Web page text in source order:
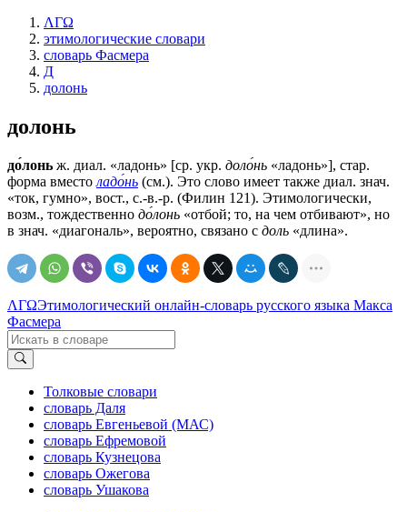
ΛΓΩ
этимологические словари
словарь Фасмера
Д
долонь
долонь
до́лонь ж. диал. «ладонь» [ср. укр. доло́нь «ладонь»], стар.
форма вместо ладо́нь (см.). Это слово имеет также диал. знач.
«ток, гумно», вост., с.-в.-р. (Филин 121). Этимологически,
возм., тождественно до́лонь «отбой; то, на чем отбивают», но
в знач. «диагональ», вероятно, связано с доль «длина».
ΛΓΩЭтимологический онлайн-словарь русского языка Макса
Фасмера
Толковые словари
словарь Даля
словарь Евгеньевой (МАС)
словарь Ефремовой
словарь Кузнецова
словарь Ожегова
словарь Ушакова